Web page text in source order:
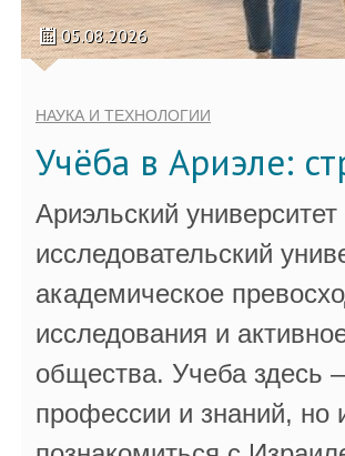
05.08.2026
НАУКА И ТЕХНОЛОГИИ
Учёба в Ариэле:
Ариэльский
исследовательский
академическое
исследования и
общества. Учеба здесь
профессии и знаний, но